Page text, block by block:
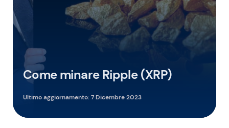
Come minare Ripple (XRP)
Ultimo aggiornamento:7 Dicembre 2023